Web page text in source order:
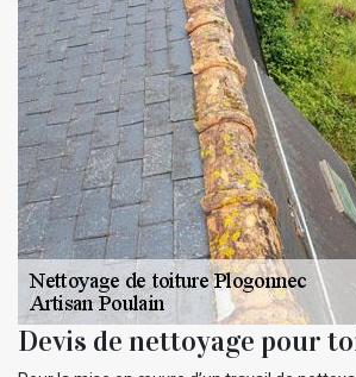
Devis de nettoyage pour